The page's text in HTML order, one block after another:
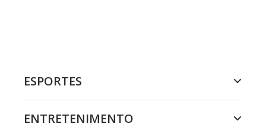
ESPORTES
ENTRETENIMENTO